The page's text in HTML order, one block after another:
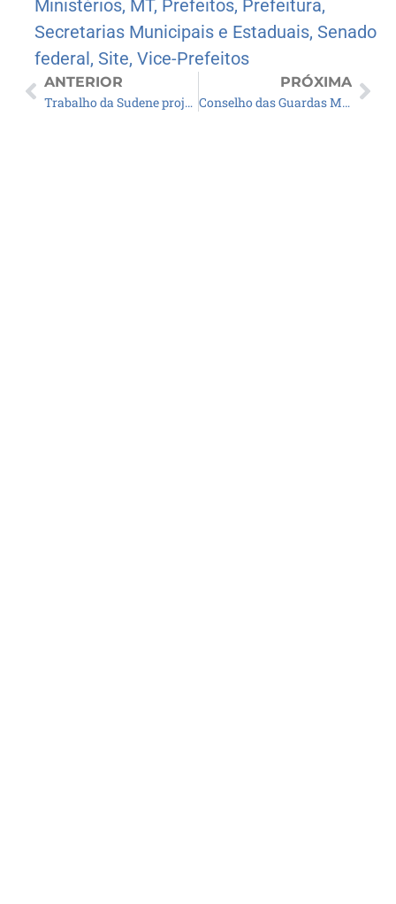
Ministérios, MT, Prefeitos, Prefeitura,
Secretarias Municipais e Estaduais, Senado
federal, Site, Vice-Prefeitos
ANTERIOR
Trabalho da Sudene projetado ao setor produtivo contará com novas aplicações em seis estados
PRÓXIMA
Conselho das Guardas Municipais faz reunião para discutir nova nomenclatura